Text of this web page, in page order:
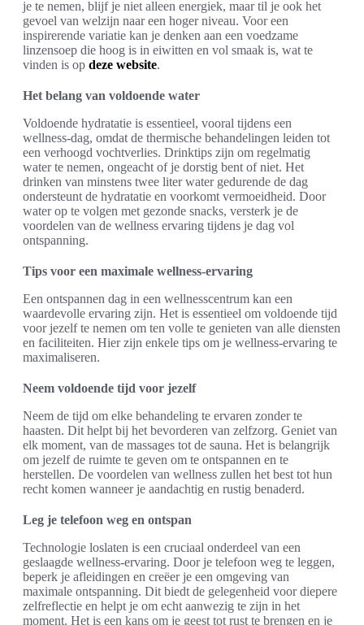
je te nemen, blijf je niet alleen energiek, maar til je ook het
gevoel van welzijn naar een hoger niveau. Voor een
inspirerende variatie kan je denken aan een voedzame
linzensoep die hoog is in eiwitten en vol smaak is, wat te
vinden is op deze website.
Het belang van voldoende water
Voldoende hydratatie is essentieel, vooral tijdens een
wellness-dag, omdat de thermische behandelingen leiden tot
een verhoogd vochtverlies. Drinktips zijn om regelmatig
water te nemen, ongeacht of je dorstig bent of niet. Het
drinken van minstens twee liter water gedurende de dag
ondersteunt de hydratatie en voorkomt vermoeidheid. Door
water op te volgen met gezonde snacks, versterk je de
voordelen van de wellness ervaring tijdens je dag vol
ontspanning.
Tips voor een maximale wellness-ervaring
Een ontspannen dag in een wellnesscentrum kan een
waardevolle ervaring zijn. Het is essentieel om voldoende tijd
voor jezelf te nemen om ten volle te genieten van alle diensten
en faciliteiten. Hier zijn enkele tips om je wellness-ervaring te
maximaliseren.
Neem voldoende tijd voor jezelf
Neem de tijd om elke behandeling te ervaren zonder te
haasten. Dit helpt bij het bevorderen van zelfzorg. Geniet van
elk moment, van de massages tot de sauna. Het is belangrijk
om jezelf de ruimte te geven om te ontspannen en te
herstellen. De voordelen van wellness zullen het best tot hun
recht komen wanneer je aandachtig en rustig benaderd.
Leg je telefoon weg en ontspan
Technologie loslaten is een cruciaal onderdeel van een
geslaagde wellness-ervaring. Door je telefoon weg te leggen,
beperk je afleidingen en creëer je een omgeving van
maximale ontspanning. Dit biedt de gelegenheid voor diepere
zelfreflectie en helpt je om echt aanwezig te zijn in het
moment. Het is een kans om je geest tot rust te brengen en je